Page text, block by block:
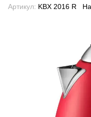
Артикул: KBX 2016 R